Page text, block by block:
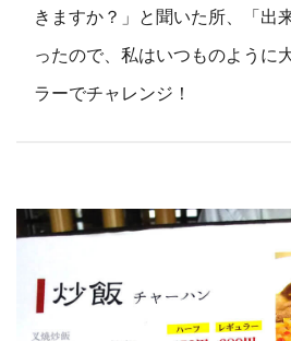
きますか？」と聞いた所、「出
ったので、私はいつものように
ラーでチャレンジ！